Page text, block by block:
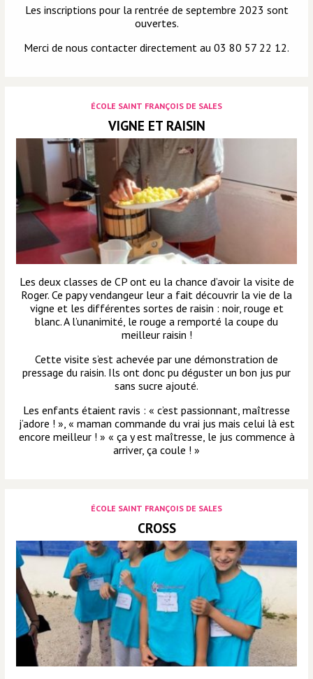
Les inscriptions pour la rentrée de septembre 2023 sont
ouvertes.
Merci de nous contacter directement au 03 80 57 22 12.
ÉCOLE SAINT FRANÇOIS DE SALES
VIGNE ET RAISIN
Les deux classes de CP ont eu la chance d’avoir la visite de
Roger. Ce papy vendangeur leur a fait découvrir la vie de la
vigne et les différentes sortes de raisin : noir, rouge et
blanc. A l’unanimité, le rouge a remporté la coupe du
meilleur raisin !
Cette visite s’est achevée par une démonstration de
pressage du raisin. Ils ont donc pu déguster un bon jus pur
sans sucre ajouté.
Les enfants étaient ravis : « c’est passionnant, maîtresse
j’adore ! », « maman commande du vrai jus mais celui là est
encore meilleur ! » « ça y est maîtresse, le jus commence à
arriver, ça coule ! »
ÉCOLE SAINT FRANÇOIS DE SALES
CROSS